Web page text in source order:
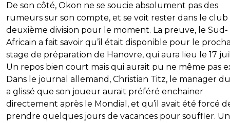
De son côté, Okon ne se soucie absolument pas des
rumeurs sur son compte, et se voit rester dans le club
deuxième division pour le moment. La preuve, le Sud-
Africain a fait savoir qu’il était disponible pour le
stage de préparation de Hanovre, qui aura lieu le 17
Un repos bien court mais qui aurait pu ne même pas
Dans le journal allemand, Christian Titz, le manager
a glissé que son joueur aurait préféré enchainer
directement après le Mondial, et qu’il avait été forcé
prendre quelques jours de vacances pour souffler.